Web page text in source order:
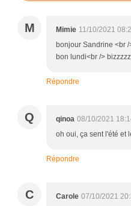
M Mimie 11/10/2021
bonjour Sandrine <br
bon lundi<br />
Répondre
Q qinoa 08/10/2021
oh oui, ça sent l'été et
Répondre
C Carole 07/10/2021